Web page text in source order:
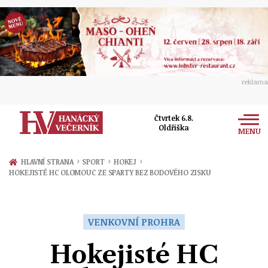
reklama
Čtvrtek 6.8.
Oldřiška
MENU
Zprávy
Ekonomika
HLAVNÍ STRANA › SPORT › HOKEJ ›
HOKEJISTÉ HC OLOMOUC ZE SPARTY BEZ BODOVÉHO ZISKU
VENKOVNÍ PROHRA
Hokejisté HC